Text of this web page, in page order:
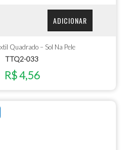
ADICIONAR
Quadrado – Sol Na Pele
TTQ2-033
R$ 4,56